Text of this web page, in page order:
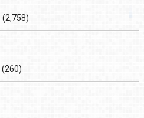
(2,758)
(260)